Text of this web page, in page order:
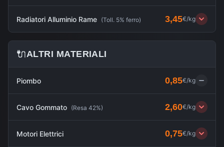
Radiatori Alluminio Rame (Toll. 5% ferro) 3,45€/kg
🔌ALTRI MATERIALI
Piombo 0,85€/kg
Cavo Gommato (Resa 42%) 2,60€/kg
Motori Elettrici 0,75€/kg